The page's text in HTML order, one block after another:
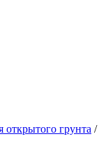
открытого грунта /